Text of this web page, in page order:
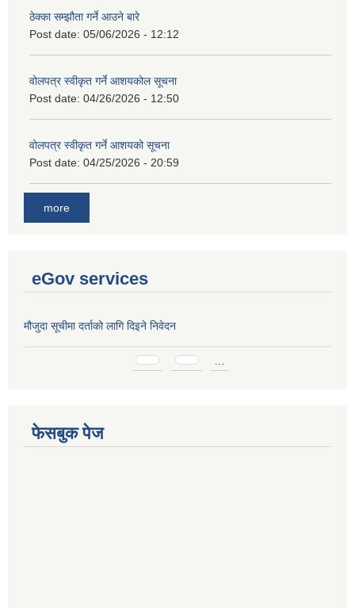
ठेक्का सम्झौता गर्ने आउने बारे
Post date: 05/06/2026 - 12:12
वोलपत्र स्वीकृत गर्ने आशयकोल सूचना
Post date: 04/26/2026 - 12:50
वोलपत्र स्वीकृत गर्ने आशयको सूचना
Post date: 04/25/2026 - 20:59
more
eGov services
मौजुदा सूचीमा दर्ताको लागि दिइने निवेदन
फेसबुक पेज